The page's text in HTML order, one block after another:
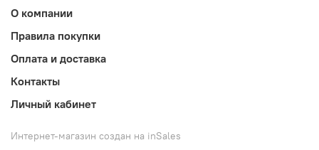
О компании
Правила покупки
Оплата и доставка
Контакты
Личный кабинет
Интернет-магазин создан на inSales